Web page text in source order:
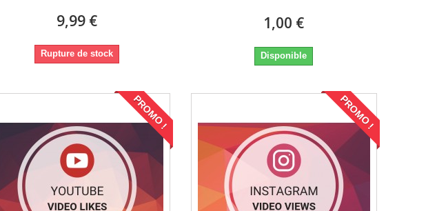
9,99 €
Rupture de stock
1,00 €
Disponible
PROMO ! PROMO !